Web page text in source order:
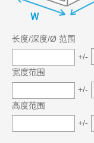
长度/深度/Ø 范围
+/-
宽度范围
+/-
高度范围
+/-